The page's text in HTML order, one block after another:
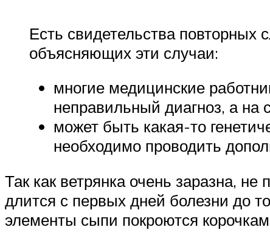
Есть свидетельства повторных
объясняющих эти случаи:
многие медицинские
неправильный диагноз, а
может быть какая-то
необходимо проводить
Так как ветрянка очень заразна,
длится с первых дней болезни до
элементы сыпи покроются